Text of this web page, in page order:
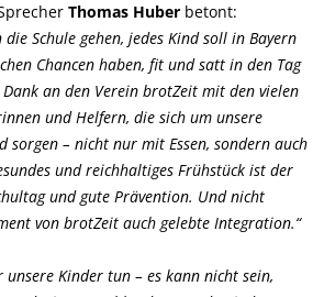
Thomas Huber betont:
Schule gehen, jedes Kind soll in Bayern
Chancen haben, fit und satt in den Tag
an den Verein brotZeit mit den vielen
und Helfern, die sich um unsere
sorgen – nicht nur mit Essen, sondern auch
und reichhaltiges Frühstück ist der
und gute Prävention. Und nicht
von brotZeit auch gelebte Integration.“
Kinder tun – es kann nicht sein,